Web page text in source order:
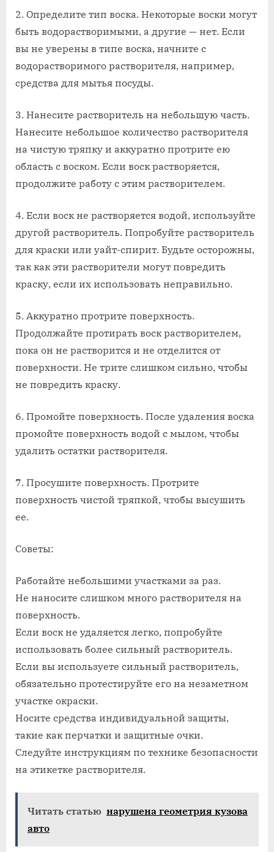
2. Определите тип воска. Некоторые воски могут
быть водорастворимыми, а другие — нет. Если
вы не уверены в типе воска, начните с
водорастворимого растворителя, например,
средства для мытья посуды.
3. Нанесите растворитель на небольшую часть.
Нанесите небольшое количество растворителя
на чистую тряпку и аккуратно протрите ею
область с воском. Если воск растворяется,
продолжите работу с этим растворителем.
4. Если воск не растворяется водой, используйте
другой растворитель. Попробуйте растворитель
для краски или уайт-спирит. Будьте осторожны,
так как эти растворители могут повредить
краску, если их использовать неправильно.
5. Аккуратно протрите поверхность.
Продолжайте протирать воск растворителем,
пока он не растворится и не отделится от
поверхности. Не трите слишком сильно, чтобы
не повредить краску.
6. Промойте поверхность. После удаления воска
промойте поверхность водой с мылом, чтобы
удалить остатки растворителя.
7. Просушите поверхность. Протрите
поверхность чистой тряпкой, чтобы высушить
ее.
Советы:
Работайте небольшими участками за раз.
Не наносите слишком много растворителя на
поверхность.
Если воск не удаляется легко, попробуйте
использовать более сильный растворитель.
Если вы используете сильный растворитель,
обязательно протестируйте его на незаметном
участке окраски.
Носите средства индивидуальной защиты,
такие как перчатки и защитные очки.
Следуйте инструкциям по технике безопасности
на этикетке растворителя.
Читать статью нарушена геометрия кузова
авто